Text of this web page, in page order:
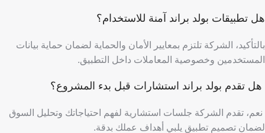
هل تطبيقات بولد براند آمنة للاستخدام؟
بالتأكيد، الشركة تلتزم بمعايير الأمان والحماية لضمان حماية بيانات
المستخدمين وخصوصية المعاملات داخل التطبيق.
هل تقدم بولد براند استشارات قبل بدء المشروع؟
نعم، تقدم الشركة جلسات استشارية لفهم احتياجاتك وتحليل السوق
لضمان تصميم تطبيق يلبي أهداف عملك بدقة.